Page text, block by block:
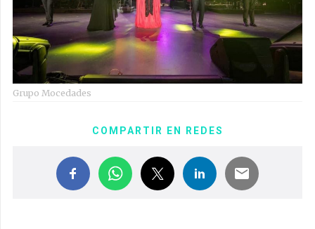
Grupo Mocedades
COMPARTIR EN REDES